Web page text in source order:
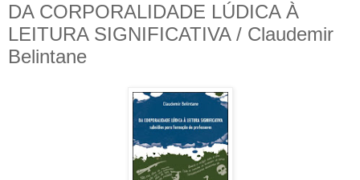
DA CORPORALIDADE LÚDICA À
LEITURA SIGNIFICATIVA / Claudemir
Belintane